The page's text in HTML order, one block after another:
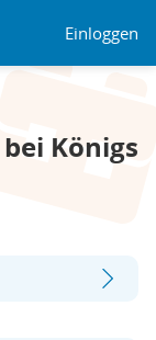
Einloggen
Königs